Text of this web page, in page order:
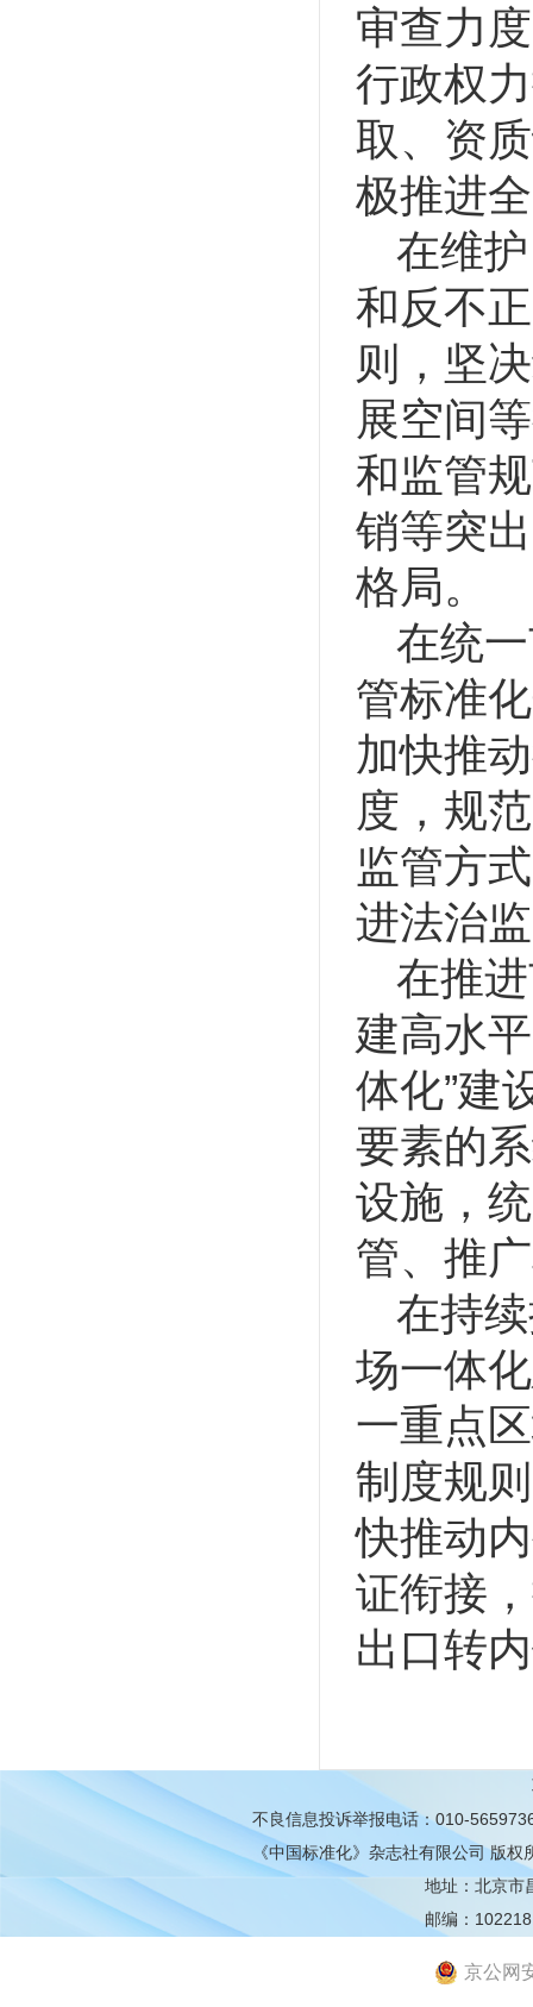
审查力
行政权
取、资
极推进
在维
和反不
则，坚
展空间
和监管
销等突
格局。
在统
管标准
加快推
度，规
监管方
进法治
在推
建高水
体化”建
要素的
设施，
管、推
在持
场一体
一重点
制度规
快推动
证衔接
出口转
不良信息投诉举报电话：010-
《中国标准化》杂志社有限公司版权
地址：北京市
邮编：102218
京公网